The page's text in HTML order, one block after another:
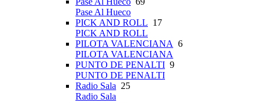
Pase Al Hueco
PICK AND ROLL 17
PICK AND ROLL
PILOTA VALENCIANA 6
PILOTA VALENCIANA
PUNTO DE PENALTI 9
PUNTO DE PENALTI
Radio Sala 25
Radio Sala